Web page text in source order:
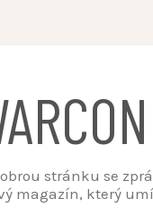
stránku se
magazín, který